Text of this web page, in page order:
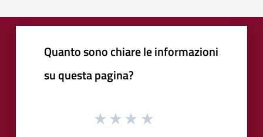
Quanto sono chiare le informazioni
su questa pagina?